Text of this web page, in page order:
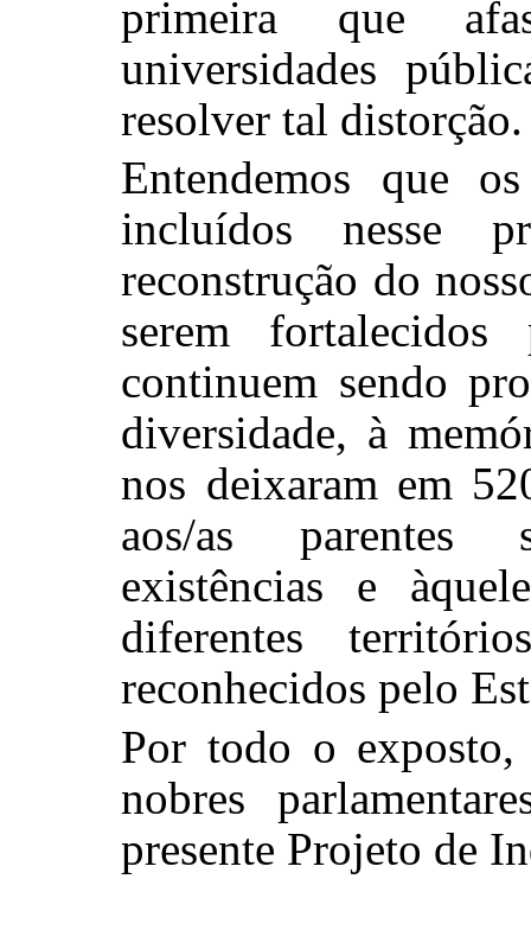
primeira que
universidades
resolver tal distorção.
Entendemos que
incluídos nesse
reconstrução do
serem
continuem sendo
diversidade, à
nos deixaram em
aos/as parentes
existências e
diferentes
reconhecidos pelo
Por todo o
nobres
presente Projeto de